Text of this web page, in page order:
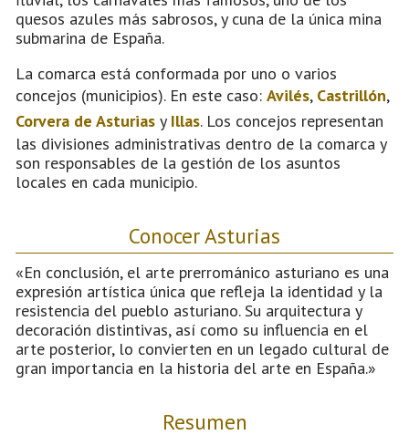
quesos azules más sabrosos, y cuna de la única mina
submarina de España.
La comarca está conformada por uno o varios
concejos (municipios). En este caso: Avilés, Castrillón,
Corvera de Asturias y Illas. Los concejos representan
las divisiones administrativas dentro de la comarca y
son responsables de la gestión de los asuntos
locales en cada municipio.
Conocer Asturias
«En conclusión, el arte prerrománico asturiano es una
expresión artística única que refleja la identidad y la
resistencia del pueblo asturiano. Su arquitectura y
decoración distintivas, así como su influencia en el
arte posterior, lo convierten en un legado cultural de
gran importancia en la historia del arte en España.»
Resumen